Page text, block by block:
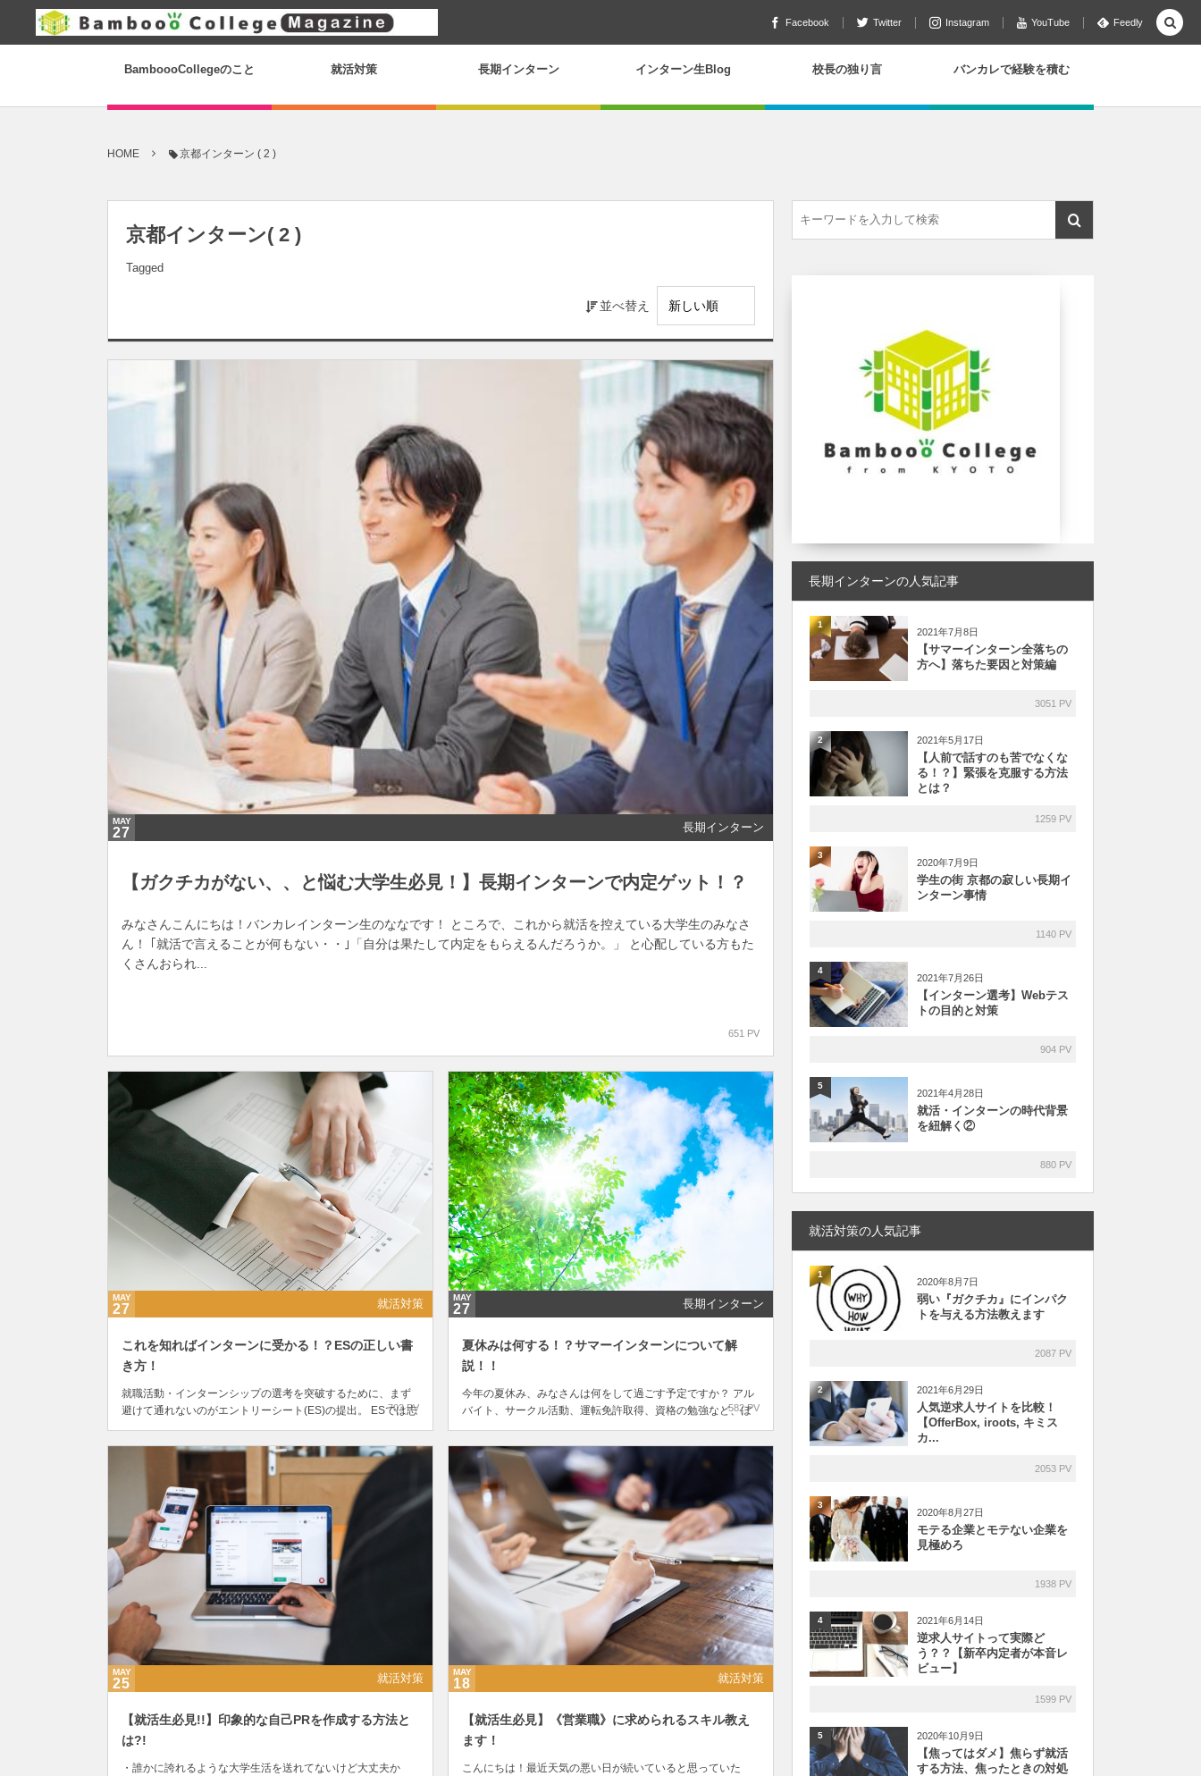
Facebook Twitter Instagram YouTube Feedly
BamboooCollegeのこと 就活対策 長期インターン インターン生Blog 校長の独り言 バンカレで経験を積む
HOME 京都インターン ( 2 )
京都インターン( 2 )
Tagged
並べ替え
MAY
27 長期インターン
【ガクチカがない、、と悩む大学生必見！】長期インターンで内定ゲット！？
みなさんこんにちは！バンカレインターン生のななです！ ところで、これから就活を控えている大学生のみなさ
ん！ ｢就活で言えることが何もない・・｣「自分は果たして内定をもらえるんだろうか。」 と心配している方もた
くさんおられ...
651 PV
MAY
27 就活対策
これを知ればインターンに受かる！？ESの正しい書
き方！
就職活動・インターンシップの選考を突破するために、まず
避けて通れないのがエントリーシート(ES)の提出。 ESでは志
望動機や自己PRを求められることが多いですが、企業に何を
アピールすればいいのか分からないですよね。でもイ...
703 PV
MAY
27 長期インターン
夏休みは何する！？サマーインターンについて解
説！！
今年の夏休み、みなさんは何をして過ごす予定ですか？ アル
バイト、サークル活動、運転免許取得、資格の勉強など、ぼ
んやり考えている方もいるでしょう。 社会にでたらこんなに
長い休みはないので、自由に過ごせる学生の夏休みを有意義...
582 PV
MAY
25 就活対策
【就活生必見!!】印象的な自己PRを作成する方法と
は?!
・誰かに誇れるような大学生活を送れてないけど大丈夫か
MAY
18 就活対策
【就活生必見】《営業職》に求められるスキル教え
ます！
こんにちは！最近天気の悪い日が続いていると思っていた
長期インターンの人気記事
1
2021年7月8日
【サマーインターン全落ちの
方へ】落ちた要因と対策編
3051 PV
2 2021年5月17日
【人前で話すのも苦でなくな
る！？】緊張を克服する方法
とは？
1259 PV
3
2020年7月9日
学生の街 京都の寂しい長期イ
ンターン事情
1140 PV
4
2021年7月26日
【インターン選考】Webテス
トの目的と対策
904 PV
5
2021年4月28日
就活・インターンの時代背景
を紐解く②
880 PV
就活対策の人気記事
1
2020年8月7日
弱い『ガクチカ』にインパク
トを与える方法教えます
2087 PV
2 2021年6月29日
人気逆求人サイトを比較！
【OfferBox, iroots, キミス
カ...
2053 PV
3
2020年8月27日
モテる企業とモテない企業を
見極めろ
1938 PV
4 2021年6月14日
逆求人サイトって実際ど
う？？【新卒内定者が本音レ
ビュー】
1599 PV
5 2020年10月9日
【焦ってはダメ】焦らず就活
する方法、焦ったときの対処